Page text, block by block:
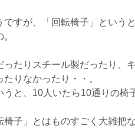
ですが、「回転椅子」という
ったりスチール製だったり、
りなかったり・・。
うと、10人いたら10通りの
子」とはものすごく大雑把